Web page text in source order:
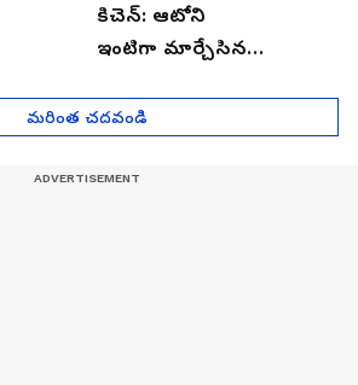
కిచెన్: ఆటోని
ఇంటిగా మార్చేసిన
మీరూ ఒక లుక్కేయండి
మరింత చదవండి